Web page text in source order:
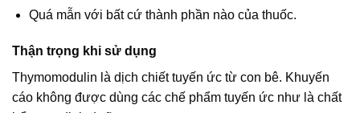
Quá mẫn với bất cứ thành phần nào của thuốc.
Thận trọng khi sử dụng
Thymomodulin là dịch chiết tuyến ức từ con bê. Khuyến
cáo không được dùng các chế phẩm tuyến ức như là chất